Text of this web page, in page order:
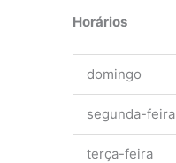
Horários
domingo
segunda-feira
terça-feira